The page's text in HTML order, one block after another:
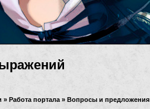
» Работа портала » Вопросы и предложения